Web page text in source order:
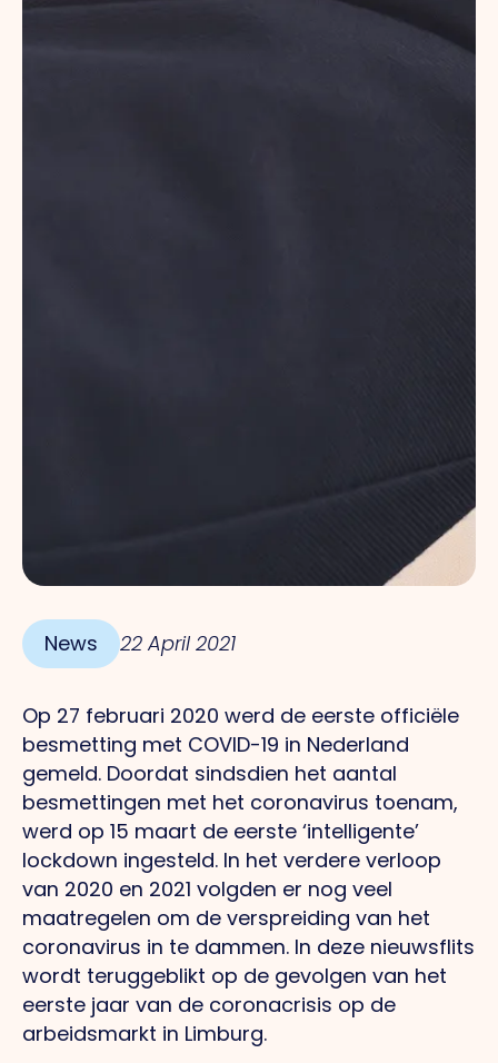
News 22 April 2021
Op 27 februari 2020 werd de eerste officiële
besmetting met COVID-19 in Nederland
gemeld. Doordat sindsdien het aantal
besmettingen met het coronavirus toenam,
werd op 15 maart de eerste ‘intelligente’
lockdown ingesteld. In het verdere verloop
van 2020 en 2021 volgden er nog veel
maatregelen om de verspreiding van het
coronavirus in te dammen. In deze nieuwsflits
wordt teruggeblikt op de gevolgen van het
eerste jaar van de coronacrisis op de
arbeidsmarkt in Limburg.